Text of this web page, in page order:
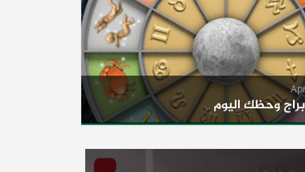
وحظك اليوم